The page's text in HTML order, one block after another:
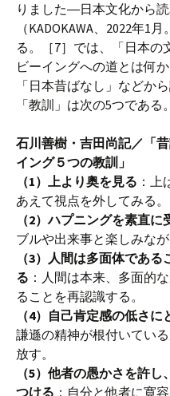
りました―日本文化から
（KADOKAWA、2022年1
る。［7］では、「日本
ビーイングへの道とは何
「日本昔ばなし」などか
「教訓」は次の5つである。
石川善樹・吉田尚記／「
イング５つの教訓」
（1）上より奥を見る ：上
あえて視点を外してみる。
（2）ハプニングを素直
ブルや出来事と楽しみな
（3）人間は多面体であ
る ：人間は本来、多面的
ることを再認識する。
（4）自己肯定感の低さ
謙遜の精神が根付いてい
放す。
（5）他者の愚かさを許
つける ：自分と他者に寛容